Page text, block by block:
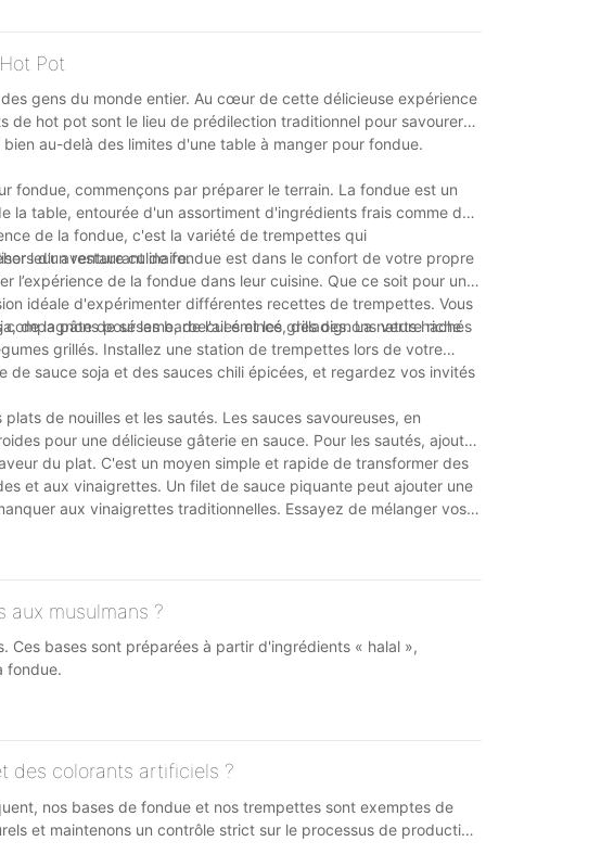
Pot
gens du monde entier. Au cœur de cette délicieuse expérience
de hot pot sont le lieu de prédilection traditionnel pour savourer
au-delà des limites d'une table à manger pour fondue.
fondue, commençons par préparer le terrain. La fondue est un
la table, entourée d'un assortiment d'ingrédients frais comme des
de la fondue, c'est la variété de trempettes qui
leur aventure culinaire.
d’un restaurant de fondue est dans le confort de votre propre
l’expérience de la fondue dans leur cuisine. Que ce soit pour un
idéale d'expérimenter différentes recettes de trempettes. Vous
de la pâte de sésame, de l'ail émincé, des oignons verts hachés
pour les barbecues et les grillades. La nature riche
grillés. Installez une station de trempettes lors de votre
sauce soja et des sauces chili épicées, et regardez vos invités
de nouilles et les sautés. Les sauces savoureuses, en
pour une délicieuse gâterie en sauce. Pour les sautés, ajoutez
du plat. C'est un moyen simple et rapide de transformer des
et aux vinaigrettes. Un filet de sauce piquante peut ajouter une
aux vinaigrettes traditionnelles. Essayez de mélanger vos
pour créer des vinaigrettes uniques qui chatouilleront
aux musulmans ?
Ces bases sont préparées à partir d'ingrédients « halal »,
fondue.
des colorants artificiels ?
nos bases de fondue et nos trempettes sont exemptes de
et maintenons un contrôle strict sur le processus de production